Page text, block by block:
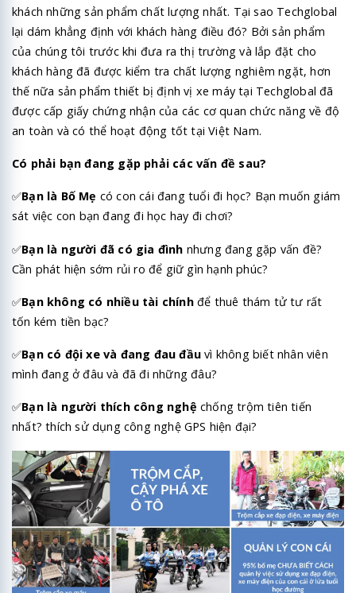
khách những sản phẩm chất lượng nhất. Tại sao Techglobal
lại dám khẳng định với khách hàng điều đó? Bởi sản phẩm
của chúng tôi trước khi đưa ra thị trường và lắp đặt cho
khách hàng đã được kiểm tra chất lượng nghiêm ngặt, hơn
thế nữa sản phẩm thiết bị định vị xe máy tại Techglobal đã
được cấp giấy chứng nhận của các cơ quan chức năng về độ
an toàn và có thể hoạt động tốt tại Việt Nam.
Có phải bạn đang gặp phải các vấn đề sau?
✅Bạn là Bố Mẹ có con cái đang tuổi đi học? Bạn muốn giám
sát việc con bạn đang đi học hay đi chơi?
✅Bạn là người đã có gia đình nhưng đang gặp vấn đề?
Cần phát hiện sớm rủi ro để giữ gìn hạnh phúc?
✅Bạn không có nhiều tài chínhđể thuê thám tử tư rất
tốn kém tiền bạc?
✅Bạn có đội xe và đang đau đầu vì không biết nhân viên
mình đang ở đâu và đã đi những đâu?
✅Bạn là người thích công nghệ chống trộm tiên tiến
nhất? thích sử dụng công nghệ GPS hiện đại?